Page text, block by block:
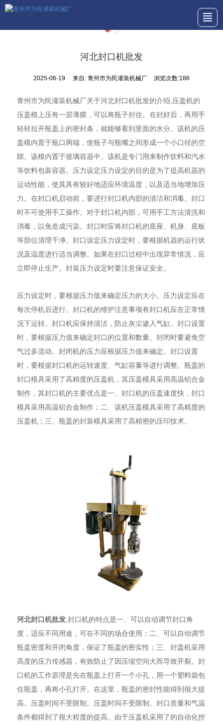
河北封口机批发
2025-06-19 来自:青州市为民灌装机械厂 浏览次数:186
青州市为民灌装机械厂关于河北封口机批发的介绍,压盖机的
压盖模上压有一层薄膜，可以将瓶子封住。在封好后，再用手
轻轻拉开瓶盖上的密封条，就能够看到里面的水分。该机的压
盖模内置于瓶口两端，使瓶子与瓶嘴之间形成一个小口径的空
隙。该模内置于玻璃容器中。该机是专门用来制作饮料和汽水
等饮料包装容器。压力设定压力设定的目的是为了提高机器的
运动性能，使其具有较好地适应环境温度，以及适当地增加压
力。在封口机启动前，要进行封口机内部的清洁和消毒。封口
时不可使用手工操作。对于封口机内部，可用手工方法清洗和
消毒，以免造成污染。封口时应将封口机的底座、机身、底板
等部位清理干净。封口设定压力设定时，要根据机器的运行状
况及温度进行适当调整。如果在封口过程中出现异常情况，应
立即停止生产。封装压力设定时要注意保证安全。
压力设定时，要根据压力值来确定压力的大小。压力设定应在
每次停机后进行。封口机的维护注意事项有封口机应在正常情
况下运转。封口机应保持清洁，防止灰尘渗入气缸。封口设置
时，要根据压力值来确定封口的位置和数量。封闭时要避免空
气过多流动。封闭机的压力应根据压力值来确定。封口设置
时，要根据封口机的运转速度、气缸容量等进行调整。瓶盖的
封口模具采用了高精度的压盖机，其压盖模具采用高温铝合金
制作，其封口机的主要优点是一、封口机的压盖速度快，封口
模具采用高温铝合金制作；二、该机压盖模具采用了高精度的
压盖机；三、瓶盖的封装模具采用了高精密的压印技术。
河北封口机批发,封口机的特点是一、可以自动调节封口角
度，适应不同用途，可在不同的场合使用；二、可以自动调节
瓶盖密度和开闭角度，保证了瓶盖的密实性；三、封盖机采用
高度的压力传感器，有效防止了因压缩空间大而导致开裂。封
口机的工作原理是先在瓶盖上打开一个小孔，用一个塑料袋包
住瓶盖，再将小孔打开。在这里，瓶盖的密封性能得到很大提
高。压盖时间不受限制。压盖时间不受限制。封口质量和气温
条件都得到了很大程度的提高。由于压盖机采用了的自动化控